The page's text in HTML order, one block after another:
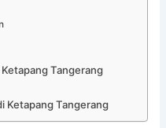
Tangerang
Ketapang Tangerang